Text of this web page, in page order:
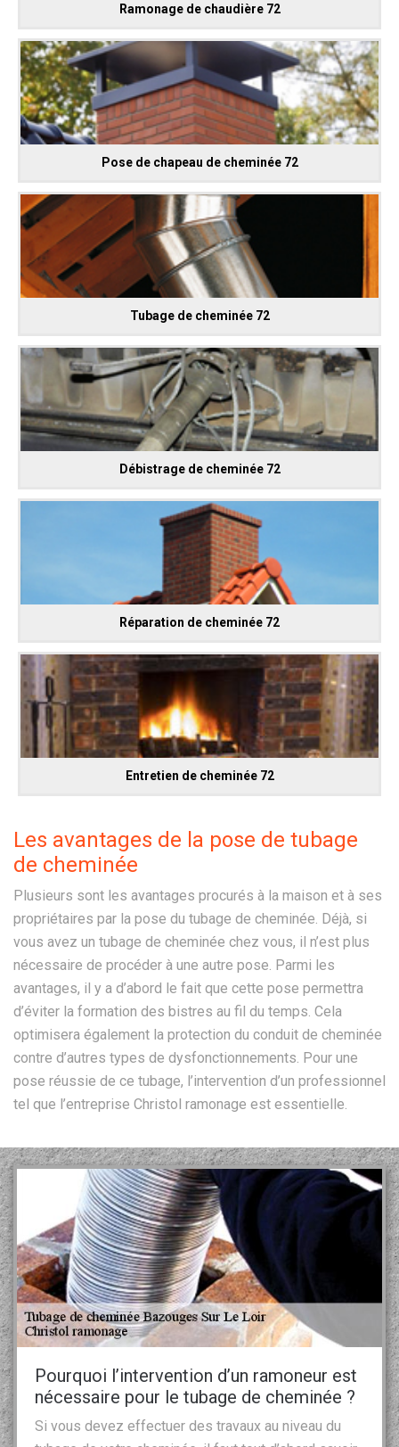
Ramonage de chaudière 72
Pose de chapeau de cheminée 72
Tubage de cheminée 72
Débistrage de cheminée 72
Réparation de cheminée 72
Entretien de cheminée 72
Les avantages de la pose de tubage
de cheminée
Plusieurs sont les avantages procurés à la maison et à ses
propriétaires par la pose du tubage de cheminée. Déjà, si
vous avez un tubage de cheminée chez vous, il n’est plus
nécessaire de procéder à une autre pose. Parmi les
avantages, il y a d’abord le fait que cette pose permettra
d’éviter la formation des bistres au fil du temps. Cela
optimisera également la protection du conduit de cheminée
contre d’autres types de dysfonctionnements. Pour une
pose réussie de ce tubage, l’intervention d’un professionnel
tel que l’entreprise Christol ramonage est essentielle.
Pourquoi l’intervention d’un ramoneur est
nécessaire pour le tubage de cheminée ?
Si vous devez effectuer des travaux au niveau du